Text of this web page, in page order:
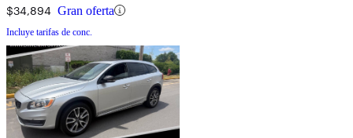
$34,894 Gran oferta
Incluye tarifas de conc.